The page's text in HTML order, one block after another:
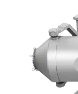
tətbiqlər üçün,
istifadə ediləcək
qənaətbəxş ola
təmasda
olmadığı,
(zaman zaman
ya mexaniki
IBC qabı toz